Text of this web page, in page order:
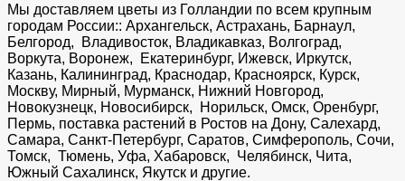
Мы доставляем цветы из Голландии по всем крупным
городам России:: Архангельск, Астрахань, Барнаул,
Белгород, Владивосток, Владикавказ, Волгоград,
Воркута, Воронеж, Екатеринбург, Ижевск, Иркутск,
Казань, Калининград, Краснодар, Красноярск, Курск,
Москву, Мирный, Мурманск, Нижний Новгород,
Новокузнецк, Новосибирск, Норильск, Омск, Оренбург,
Пермь, поставка растений в Ростов на Дону, Салехард,
Самара, Санкт-Петербург, Саратов, Симферополь, Сочи,
Томск, Тюмень, Уфа, Хабаровск, Челябинск, Чита,
Южный Сахалинск, Якутск и другие.